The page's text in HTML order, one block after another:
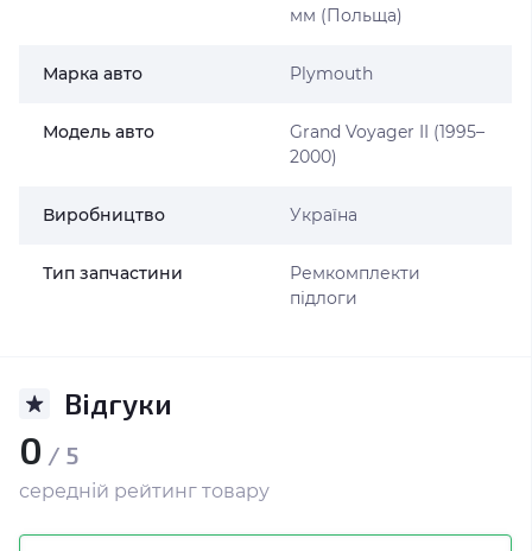
мм (Польща)
Марка авто Plymouth
Модель авто
Grand Voyager II (1995–
2000)
Виробництво Україна
Тип запчастини
Ремкомплекти
підлоги
Відгуки
0 / 5
середній рейтинг товару